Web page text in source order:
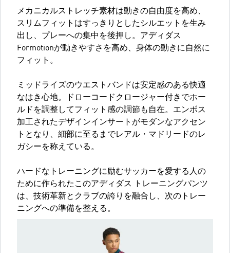
メカニカルストレッチ素材は動きの自由度を高め、
スリムフィットはすっきりとしたシルエットを生み
出し、プレーへの集中を後押し。アディダス
Formotionが動きやすさを高め、身体の動きに自然に
フィット。
ミッドライズのウエストバンドは安定感のある快適
なはき心地。ドローコードクロージャー付きでホー
ルドを調整してフィット感の調節も自在。エンボス
加工されたデザインインサートがモダンなアクセン
トとなり、細部に至るまでレアル・マドリードのレ
ガシーを称えている。
ハードなトレーニングに励むサッカーを愛する人の
ために作られたこのアディダス トレーニングパンツ
は、技術革新とクラブの誇りを融合し、次のトレー
ニングへの準備を整える。